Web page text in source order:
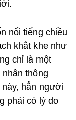
nổi tiếng chiều
khắt khe như
chỉ là một
thông
hẳn người
phải có lý do